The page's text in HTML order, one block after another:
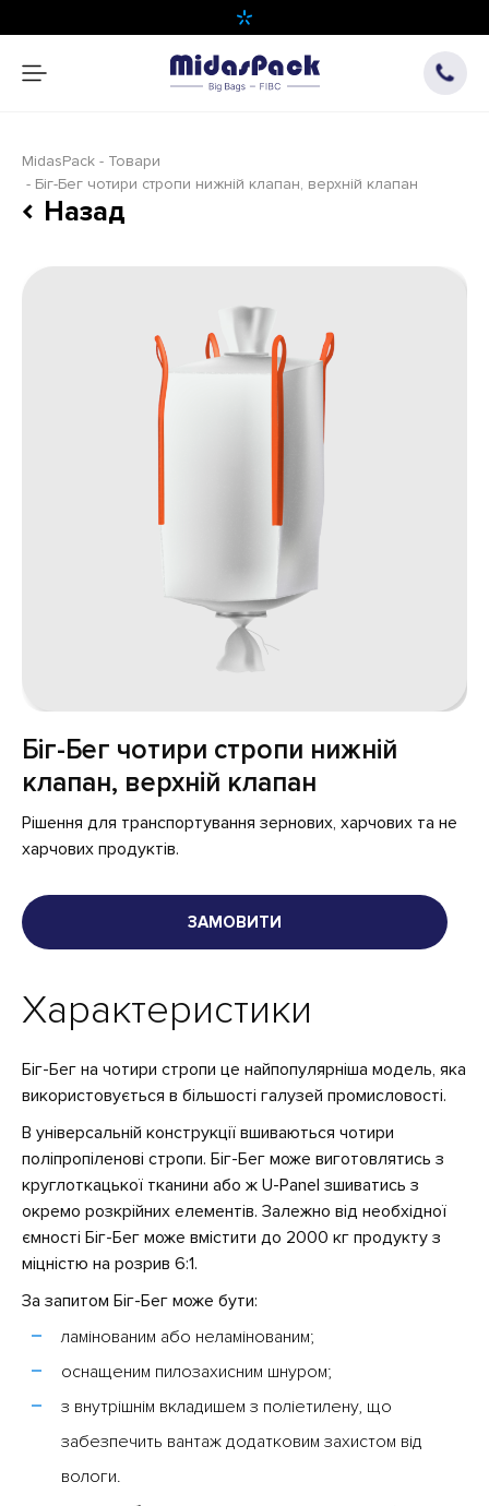
MidasPack
Товари
Біг-Бег чотири стропи нижній клапан, верхній клапан
Назад
Біг-Бег чотири стропи нижній
клапан, верхній клапан
Рішення для транспортування зернових, харчових та не
харчових продуктів.
ЗАМОВИТИ
Характеристики
Біг-Бег на чотири стропи це найпопулярніша модель, яка
використовується в більшості галузей промисловості.
В універсальній конструкції вшиваються чотири
поліпропіленові стропи. Біг-Бег може виготовлятись з
круглоткацької тканини або ж U-Panel зшиватись з
окремо розкрійних елементів. Залежно від необхідної
ємності Біг-Бег може вмістити до 2000 кг продукту з
міцністю на розрив 6:1.
За запитом Біг-Бег може бути:
ламінованим або неламінованим;
оснащеним пилозахисним шнуром;
з внутрішнім вкладишем з поліетилену, що
забезпечить вантаж додатковим захистом від
вологи.